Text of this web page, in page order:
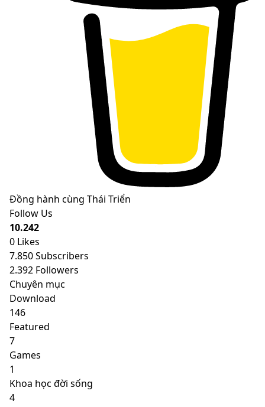
Đồng hành cùng Thái Triển
Follow Us
10.242
0 Likes
7.850Subscribers
2.392 Followers
Chuyên mục
Download
146
Featured
7
Games
1
Khoa học đời sống
4